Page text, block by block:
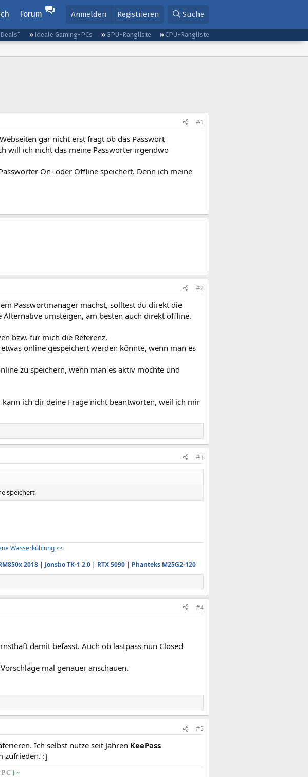
Forum Anmelden Registrieren Suche
Ideale Gaming-PCs GPU-Rangliste
CPU-Rangliste
#1
gar nicht erst fragt ob das Passwort
will ich nicht das meine Passwörter irgendwo
On- oder Offline speichert. Denn ich meine
#2
Passwortmanager machst, solltest du direkt die
Alternative umsteigen, am besten auch direkt offline.
bzw. für mich die Referenz.
online gespeichert werden könnte, wenn man es
zu speichern, wenn man es aktiv möchte und
kann ich dir deine Frage nicht beantworten, weil ich mir
#3
speichert
Wasserkühlung <<
2018| Jonsbo TK-1 2.0| RTX 5090| Phanteks M25G2-120
#4
damit befasst. Auch ob lastpass nun Closed
mal genauer anschauen.
#5
Ich selbst nutze seit Jahren KeePass
zufrieden. :]
P C } ~